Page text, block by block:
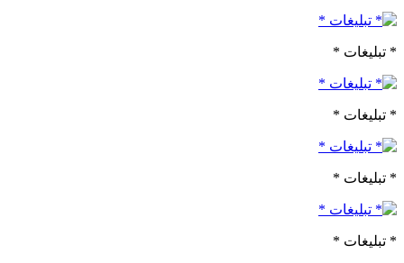
* تبلیغات *
* تبلیغات *
* تبلیغات *
* تبلیغات *